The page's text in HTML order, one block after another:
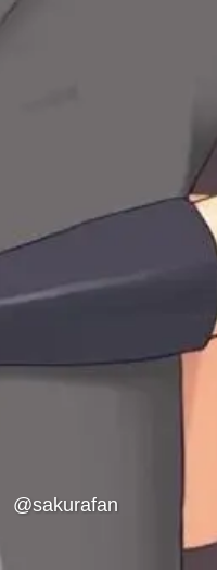
@sakurafan